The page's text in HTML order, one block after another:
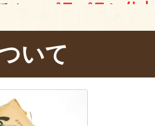
と、
パラパラに仕
もちもち感と、食
す。 後味もさっぱ
いて